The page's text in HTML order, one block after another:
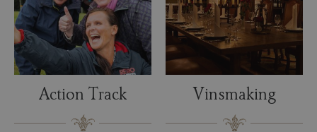
Action Track Vinsmaking